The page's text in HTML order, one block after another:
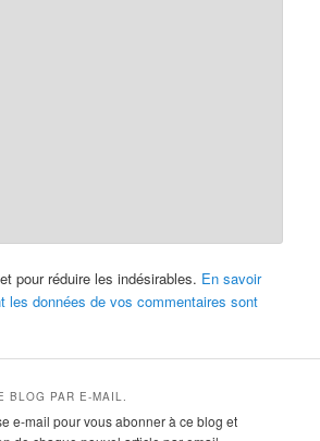
pour réduire les indésirables. En savoir
les données de vos commentaires sont
BLOG PAR E-MAIL.
e-mail pour vous abonner à ce blog et